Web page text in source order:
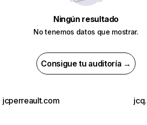
Ningún resultado
No tenemos datos que mostrar.
Consigue tu auditoría →
jcperreault.com